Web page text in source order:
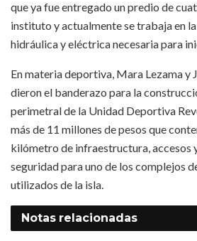
que ya fue entregado un predio de
instituto y actualmente se trabaja en
hidráulica y eléctrica necesaria para
En materia deportiva, Mara Lezama y
dieron el banderazo para la
perimetral de la Unidad Deportiva
más de 11 millones de pesos que
kilómetro de infraestructura, accesos
seguridad para uno de los complejos
utilizados de la isla.
Notas relacionadas